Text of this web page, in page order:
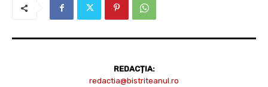
REDACȚIA:
redactia@bistriteanul.ro